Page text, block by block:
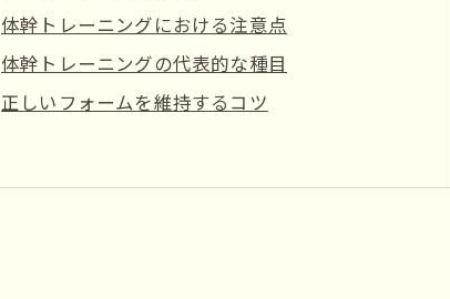
体幹トレーニングにおける注意点
体幹トレーニングの代表的な種目
正しいフォームを維持するコツ